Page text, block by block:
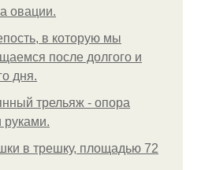
овации.
в которую мы
после долгого и
дня.
трельяж - опора
руками.
в трешку, площадью 72